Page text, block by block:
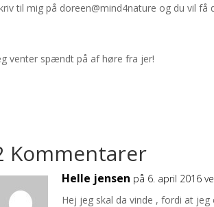
til mig på doreen@mind4nature og du vil få
venter spændt på af høre fra jer!
Kommentarer
Helle jensen på 6. april 2016
Hej jeg skal da vinde , fordi at